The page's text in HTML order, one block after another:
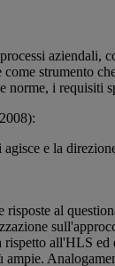
strumento
norme, i
e la
al
all'HLS